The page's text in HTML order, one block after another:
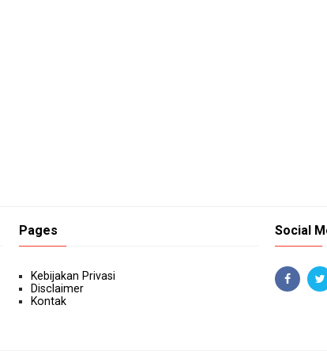
Pages
Kebijakan Privasi
Disclaimer
Kontak
Social